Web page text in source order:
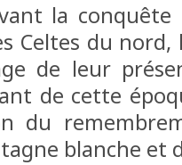
la
Celtes du nord,
de leur
de cette
du
blanche et